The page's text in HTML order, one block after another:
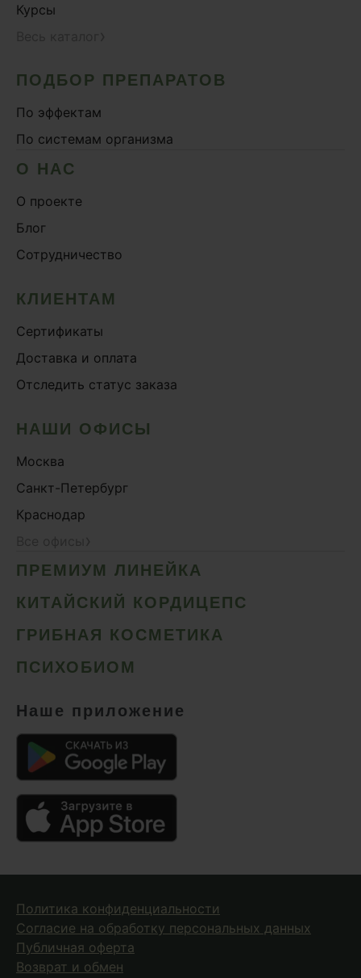
Курсы
ПОДБОР ПРЕПАРАТОВ
По эффектам
По системам организма
О НАС
О проекте
Блог
Сотрудничество
КЛИЕНТАМ
Сертификаты
Доставка и оплата
Отследить статус заказа
НАШИ ОФИСЫ
Москва
Санкт-Петербург
Краснодар
ПРЕМИУМ ЛИНЕЙКА
КИТАЙСКИЙ КОРДИЦЕПС
ГРИБНАЯ КОСМЕТИКА
ПСИХОБИОМ
Наше приложение
Политика конфиденциальности
Согласие на обработку персональных данных
Публичная оферта
Возврат и обмен